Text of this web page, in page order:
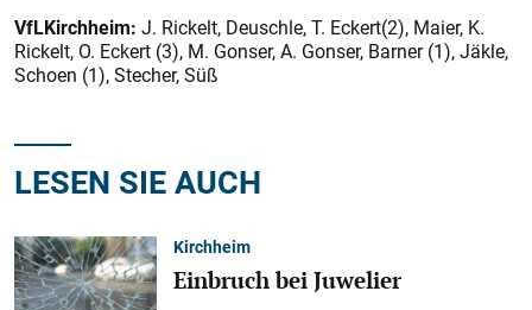
VfLKirchheim: J. Rickelt, Deuschle, T. Eckert(2), Maier, K.
Rickelt, O. Eckert (3), M. Gonser, A. Gonser, Barner (1), Jäkle,
Schoen (1), Stecher, Süß
LESEN SIE AUCH
Kirchheim
Einbruch bei Juwelier